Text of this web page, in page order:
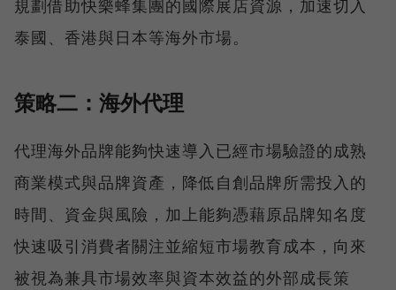
規劃借助快樂蜂集團的國際展店資源，加速切入
泰國、香港與日本等海外市場。
策略二：海外代理
代理海外品牌能夠快速導入已經市場驗證的成熟
商業模式與品牌資產，降低自創品牌所需投入的
時間、資金與風險，加上能夠憑藉原品牌知名度
快速吸引消費者關注並縮短市場教育成本，向來
被視為兼具市場效率與資本效益的外部成長策